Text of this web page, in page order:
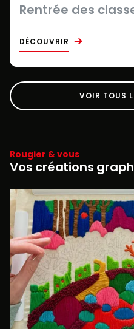
Rentrée des
DÉCOUVRIR
VOIR TOUS
Rougier & vous
Vos créations